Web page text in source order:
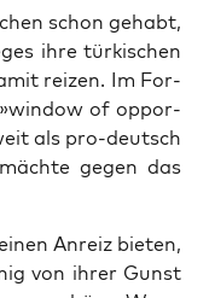
schon gehabt,
ihre tür­ki­schen
rei­zen. Im For­
of oppor­
als pro-deutsch
gegen das
Anreiz bie­ten,
von ihrer Gunst